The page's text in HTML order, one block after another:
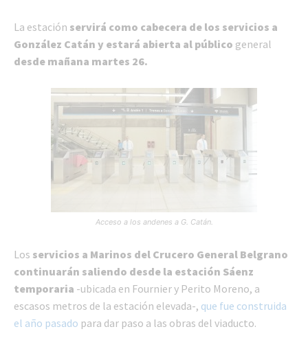
La estación servirá como cabecera de los servicios a
González Catán y estará abierta al público general
desde mañana martes 26.
Acceso a los andenes a G. Catán.
Los servicios a Marinos del Crucero General Belgrano
continuarán saliendo desde la estación Sáenz
temporaria -ubicada en Fournier y Perito Moreno, a
escasos metros de la estación elevada-, que fue construida
el año pasado para dar paso a las obras del viaducto.